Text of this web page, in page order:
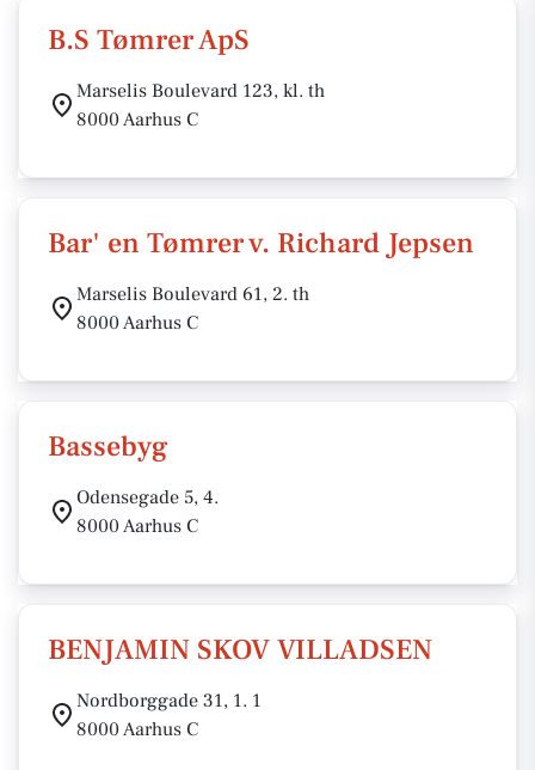
B.S Tømrer ApS
Marselis Boulevard 123, kl. th
8000 Aarhus C
Bar' en Tømrer v. Richard Jepsen
Marselis Boulevard 61, 2. th
8000 Aarhus C
Bassebyg
Odensegade 5, 4.
8000 Aarhus C
BENJAMIN SKOV VILLADSEN
Nordborggade 31, 1. 1
8000 Aarhus C